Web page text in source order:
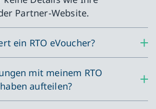
Partner-Website.
ein RTO eVoucher?
mit meinem RTO
aufteilen?